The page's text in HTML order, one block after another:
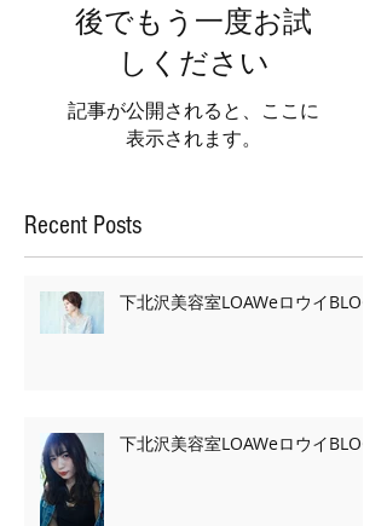
後でもう一度お試
しください
記事が公開されると、ここに
表示されます。
Recent Posts
下北沢美容室LOAWeロウイBLOG
下北沢美容室LOAWeロウイBLOG